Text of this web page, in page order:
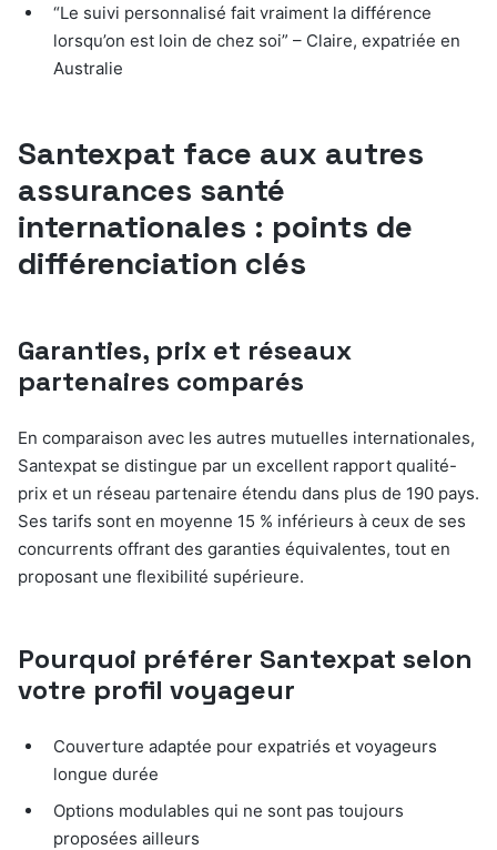
“Le suivi personnalisé fait vraiment la différence
lorsqu’on est loin de chez soi” – Claire, expatriée en
Australie
Santexpat face aux autres
assurances santé
internationales : points de
différenciation clés
Garanties, prix et réseaux
partenaires comparés
En comparaison avec les autres mutuelles internationales,
Santexpat se distingue par un excellent rapport qualité-
prix et un réseau partenaire étendu dans plus de 190 pays.
Ses tarifs sont en moyenne 15 % inférieurs à ceux de ses
concurrents offrant des garanties équivalentes, tout en
proposant une flexibilité supérieure.
Pourquoi préférer Santexpat selon
votre profil voyageur
Couverture adaptée pour expatriés et voyageurs
longue durée
Options modulables qui ne sont pas toujours
proposées ailleurs